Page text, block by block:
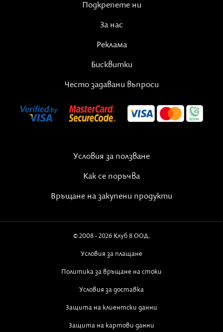
Подкрепете ни
За нас
Реклама
Бисквитки
Често задавани въпроси
Условия за ползване
Как се поръчва
Връщане на закупени продукти
© 2008 - 2026 Клуб 8 ООД.
Условия за плащане
Политика за връщане на стоки
Условия за доставка
Защита на клиентски данни
Защита на картови данни